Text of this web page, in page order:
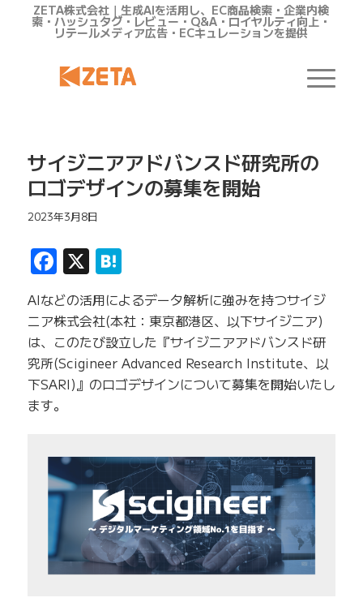
ZETA株式会社｜生成AIを活用し、EC商品検索・企業内検
索・ハッシュタグ・レビュー・Q&A・ロイヤルティ向上・
リテールメディア広告・ECキュレーションを提供
サイジニアアドバンスド研究所の
ロゴデザインの募集を開始
2023年3月8日
Facebook
X Hatena
AIなどの活用によるデータ解析に強みを持つサイジ
ニア株式会社(本社：東京都港区、以下サイジニア)
は、このたび設立した『サイジニアアドバンスド研
究所(Scigineer Advanced Research Institute、以
下SARI)』のロゴデザインについて募集を開始いたし
ます。